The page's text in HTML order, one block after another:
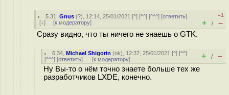
5.31 ,Gnus (?), 12:14, 25/01/2021 [^] [^^] [^^^] [ответить]
[↓] [к модератору]
–1
+ / –
Сразу видно, что ты ничего не знаешь о GTK.
6.34 ,Michael Shigorin (ok), 12:37, 25/01/2021 [^] [^^]
[^^^] [ответить] [к модератору] + / –
Ну Вы-то о нём точно знаете больше тех же
разработчиков LXDE, конечно.